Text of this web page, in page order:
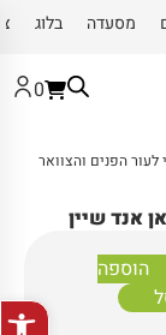
פתח
מסעדה בלוג
0
הפנים והצוואר
אנד שיין
הוספה